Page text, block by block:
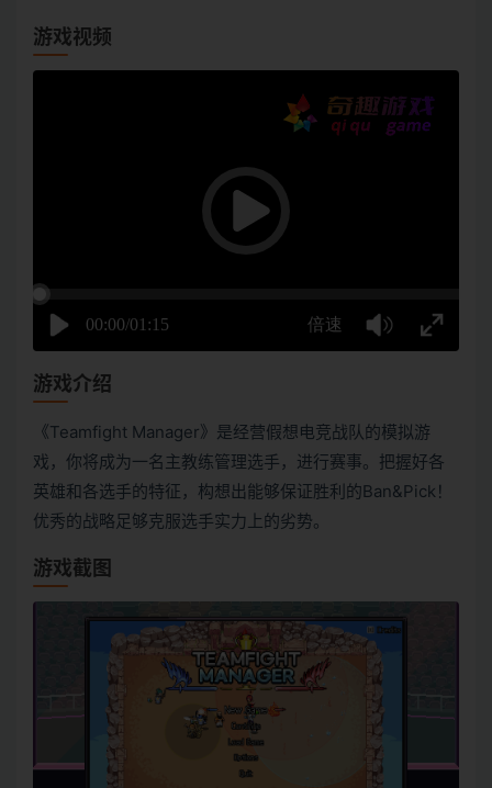
游戏视频
游戏介绍
《Teamfight Manager》是经营假想电竞战队的模拟游
戏，你将成为一名主教练管理选手，进行赛事。把握好各
英雄和各选手的特征，构想出能够保证胜利的Ban&Pick！
优秀的战略足够克服选手实力上的劣势。
游戏截图